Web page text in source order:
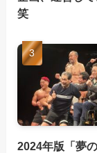
笑
2024年版「夢の